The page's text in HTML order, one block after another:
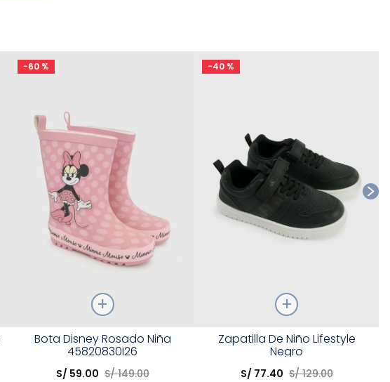
-60 %
Elige una opción
Bota Disney Rosado Niña
45820830I26
S/ 59.00 S/ 149.00
-40 %
Elige una opción
Zapatilla De Niño Lifestyle
Negro
S/ 77.40 S/ 129.00